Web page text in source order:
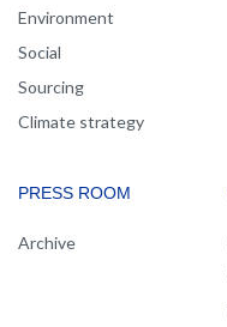
Environment
Social
Sourcing
Climate strategy
PRESS ROOM
Archive